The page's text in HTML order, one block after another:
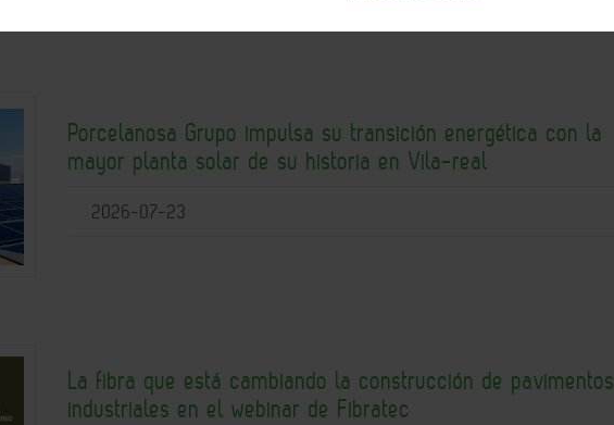
Porcelanosa Grupo impulsa su transición energética con la
mayor planta solar de su historia en Vila-real
2026-07-23
La fibra que está cambiando la construcción de pavimentos
industriales en el webinar de Fibratec